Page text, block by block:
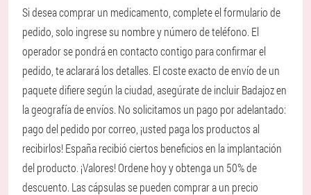
Si desea comprar un medicamento, complete el formulario de
pedido, solo ingrese su nombre y número de teléfono. El
operador se pondrá en contacto contigo para confirmar el
pedido, te aclarará los detalles. El coste exacto de envío de un
paquete difiere según la ciudad, asegúrate de incluir Badajoz en
la geografía de envíos. No solicitamos un pago por adelantado:
pago del pedido por correo, ¡usted paga los productos al
recibirlos! España recibió ciertos beneficios en la implantación
del producto. ¡Valores! Ordene hoy y obtenga un 50% de
descuento. Las cápsulas se pueden comprar a un precio